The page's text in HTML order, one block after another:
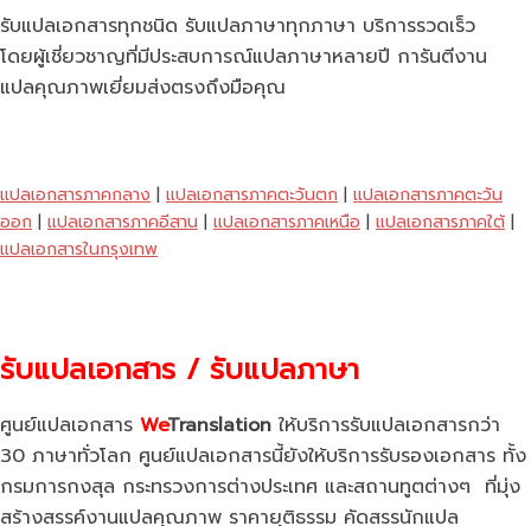
รับแปลเอกสารทุกชนิด รับแปลภาษาทุกภาษา บริการรวดเร็ว
โดยผู้เชี่ยวชาญที่มีประสบการณ์แปลภาษาหลายปี การันตีงาน
แปลคุณภาพเยี่ยมส่งตรงถึงมือคุณ
แปลเอกสารภาคกลาง | แปลเอกสารภาคตะวันตก | แปลเอกสารภาคตะวัน
ออก | แปลเอกสารภาคอีสาน | แปลเอกสารภาคเหนือ | แปลเอกสารภาคใต้ |
แปลเอกสารในกรุงเทพ
รับแปลเอกสาร / รับแปลภาษา
ศูนย์แปลเอกสาร WeTranslation ให้บริการรับแปลเอกสารกว่า
30 ภาษาทั่วโลก ศูนย์แปลเอกสารนี้ยังให้บริการรับรองเอกสาร ทั้ง
กรมการกงสุล กระทรวงการต่างประเทศ และสถานทูตต่างๆ ที่มุ่ง
สร้างสรรค์งานแปลคุณภาพ ราคายุติธรรม คัดสรรนักแปล